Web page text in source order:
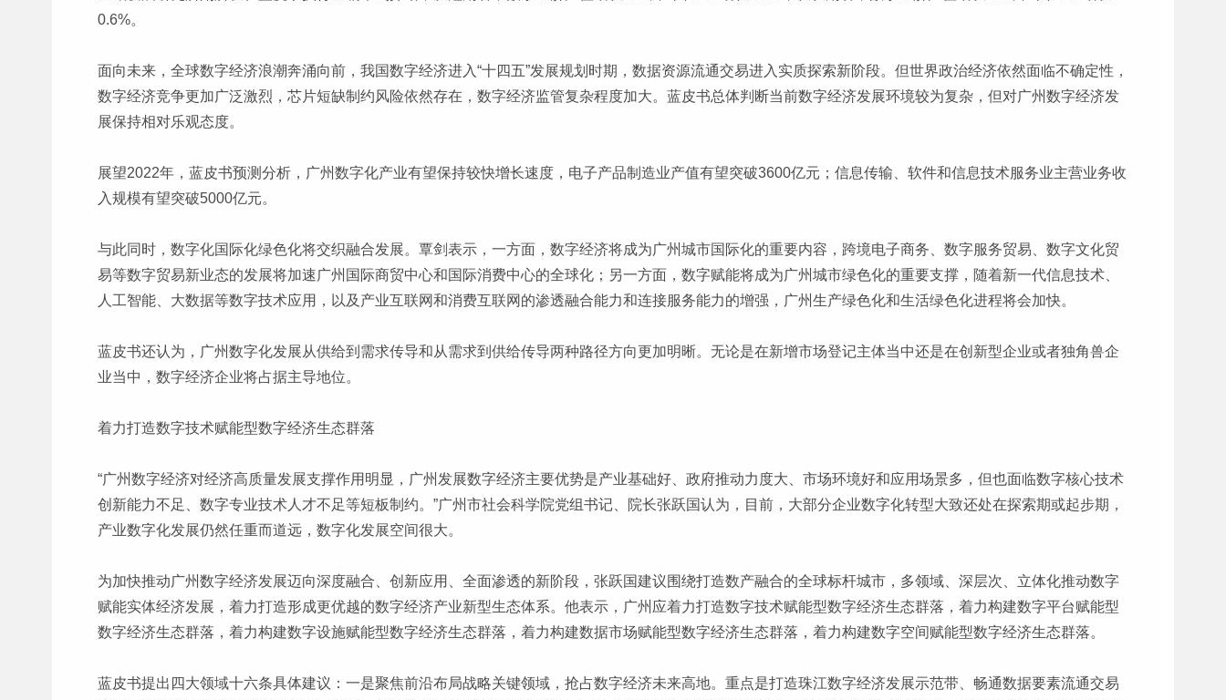
0.6%。
面向未来，全球数字经济浪潮奔涌向前，我国数字经济进入“十四五”发展规划时期，数据资源流通交易进入实质探索新阶段。但世界政治经济依然面临不确定性，
数字经济竞争更加广泛激烈，芯片短缺制约风险依然存在，数字经济监管复杂程度加大。蓝皮书总体判断当前数字经济发展环境较为复杂，但对广州数字经济发
展保持相对乐观态度。
展望2022年，蓝皮书预测分析，广州数字化产业有望保持较快增长速度，电子产品制造业产值有望突破3600亿元；信息传输、软件和信息技术服务业主营业务收
入规模有望突破5000亿元。
与此同时，数字化国际化绿色化将交织融合发展。覃剑表示，一方面，数字经济将成为广州城市国际化的重要内容，跨境电子商务、数字服务贸易、数字文化贸
易等数字贸易新业态的发展将加速广州国际商贸中心和国际消费中心的全球化；另一方面，数字赋能将成为广州城市绿色化的重要支撑，随着新一代信息技术、
人工智能、大数据等数字技术应用，以及产业互联网和消费互联网的渗透融合能力和连接服务能力的增强，广州生产绿色化和生活绿色化进程将会加快。
蓝皮书还认为，广州数字化发展从供给到需求传导和从需求到供给传导两种路径方向更加明晰。无论是在新增市场登记主体当中还是在创新型企业或者独角兽企
业当中，数字经济企业将占据主导地位。
着力打造数字技术赋能型数字经济生态群落
“广州数字经济对经济高质量发展支撑作用明显，广州发展数字经济主要优势是产业基础好、政府推动力度大、市场环境好和应用场景多，但也面临数字核心技术
创新能力不足、数字专业技术人才不足等短板制约。”广州市社会科学院党组书记、院长张跃国认为，目前，大部分企业数字化转型大致还处在探索期或起步期，
产业数字化发展仍然任重而道远，数字化发展空间很大。
为加快推动广州数字经济发展迈向深度融合、创新应用、全面渗透的新阶段，张跃国建议围绕打造数产融合的全球标杆城市，多领域、深层次、立体化推动数字
赋能实体经济发展，着力打造形成更优越的数字经济产业新型生态体系。他表示，广州应着力打造数字技术赋能型数字经济生态群落，着力构建数字平台赋能型
数字经济生态群落，着力构建数字设施赋能型数字经济生态群落，着力构建数据市场赋能型数字经济生态群落，着力构建数字空间赋能型数字经济生态群落。
蓝皮书提出四大领域十六条具体建议：一是聚焦前沿布局战略关键领域，抢占数字经济未来高地。重点是打造珠江数字经济发展示范带、畅通数据要素流通交易